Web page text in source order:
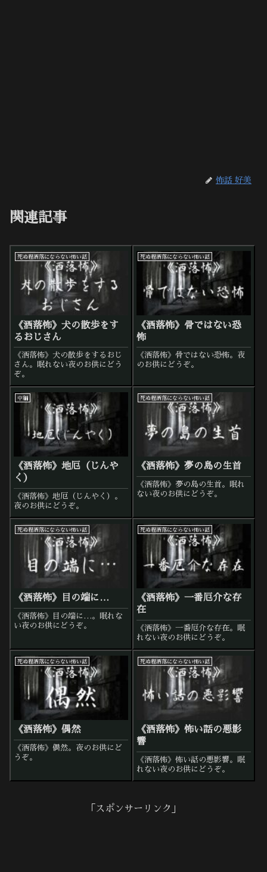
怖話 好美
関連記事
死ぬ程洒落にならない怖い話
《洒落怖》犬の散歩をす
るおじさん
《洒落怖》犬の散歩をするおじ
さん。眠れない夜のお供にどう
ぞ。
死ぬ程洒落にならない怖い話
《洒落怖》骨ではない恐
怖
《洒落怖》骨ではない恐怖。夜
のお供にどうぞ。
中編
《洒落怖》地厄（じんや
く）
《洒落怖》地厄（じんやく）。
夜のお供にどうぞ。
死ぬ程洒落にならない怖い話
《洒落怖》夢の島の生首
《洒落怖》夢の島の生首。眠れ
ない夜のお供にどうぞ。
死ぬ程洒落にならない怖い話
《洒落怖》目の端に…
《洒落怖》目の端に…。眠れな
い夜のお供にどうぞ。
死ぬ程洒落にならない怖い話
《洒落怖》一番厄介な存
在
《洒落怖》一番厄介な存在。眠
れない夜のお供にどうぞ。
死ぬ程洒落にならない怖い話
《洒落怖》偶然
《洒落怖》偶然。夜のお供にど
うぞ。
死ぬ程洒落にならない怖い話
《洒落怖》怖い話の悪影
響
《洒落怖》怖い話の悪影響。眠
れない夜のお供にどうぞ。
「スポンサーリンク」